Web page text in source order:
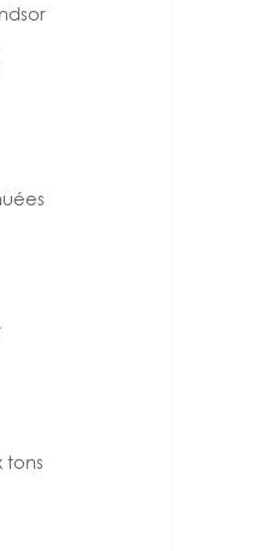
tons